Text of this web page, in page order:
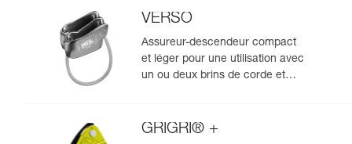
VERSO
Assureur-descendeur compact
et léger pour une utilisation avec
un ou deux brins de corde et
GRIGRI® +